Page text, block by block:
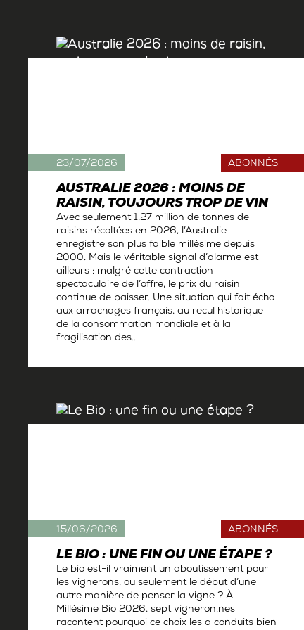
AUSTRALIE 2026 : MOINS DE
RAISIN, TOUJOURS TROP DE VIN
ABONNÉS
Avec seulement 1,27 million de tonnes de
raisins récoltées en 2026, l’Australie
enregistre son plus faible millésime depuis
2000. Mais le véritable signal d’alarme est
ailleurs : malgré cette contraction
spectaculaire de l’offre, le prix du raisin
continue de baisser. Une situation qui fait écho
aux arrachages français, au recul historique
de la consommation mondiale et à la
fragilisation des...
23/07/2026
LE BIO : UNE FIN OU UNE ÉTAPE ?
ABONNÉS
Le bio est-il vraiment un aboutissement pour
les vignerons, ou seulement le début d’une
autre manière de penser la vigne ? À
Millésime Bio 2026, sept vigneron.nes
racontent pourquoi ce choix les a conduits bien
15/06/2026